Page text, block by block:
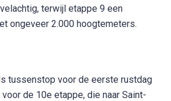
terwijl etappe 9 een
ongeveer 2.000 hoogtemeters.
tussenstop voor de eerste rustdag
de 10e etappe, die naar Saint-